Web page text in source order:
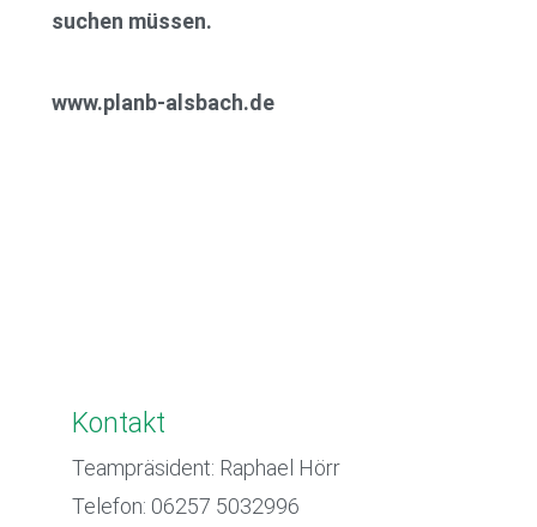
suchen müssen.
www.planb-alsbach.de
Kontakt
Teampräsident: Raphael Hörr
Telefon: 06257 5032996